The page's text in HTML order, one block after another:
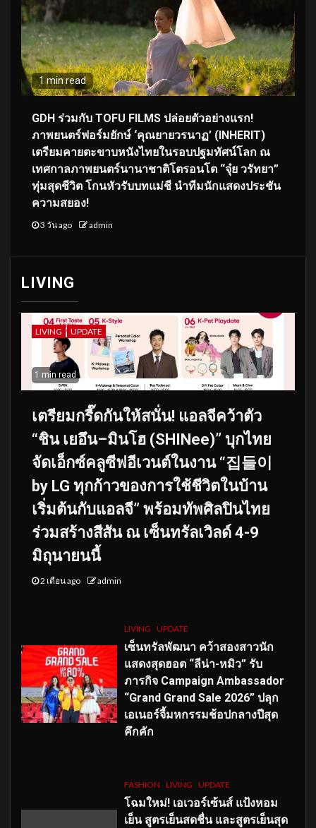
1 min read
GDH ร่วมกับ TOFU FILMS ปล่อยตัวอย่างแรก!
ภาพยนตร์ฟอร์มยักษ์ ‘คุณยายวรนาฏ’ (INHERIT)
เตรียมคายตะขาบหนังไทยในรอบปฐมทัศน์โลก ณ
เทศกาลภาพยนตร์นานาชาติโตรอนโต “จุ๋ย วรัทยา”
ทุ่มสุดชีวิต โกนหัวรับบทแม่ชี นำทีมนักแสดงประชัน
ความสยอง!
3 วัน ago admin
LIVING
LIVING UPDATE
1 min read
เตรียมกรี๊ดกันให้สนั่น! แอลจีคว้าตัว
“ชิน เยอึน–มินโฮ (SHINee)” บุกไทย
จัดเอ็กซ์คลูซีฟอีเวนต์ในงาน “집들이
by LG ทุกก้าวของการใช้ชีวิตในบ้าน
เริ่มต้นกับแอลจี” พร้อมทัพศิลปินไทย
ร่วมสร้างสีสัน ณ เซ็นทรัลเวิลด์ 4-9
มิถุนายนนี้
2 เดือน ago admin
LIVING UPDATE
เซ็นทรัลพัฒนา คว้าสองสาวนัก
แสดงสุดฮอต “ลีน่า-หมิว” รับ
ภารกิจ Campaign Ambassador
“Grand Grand Sale 2026” ปลุก
เอเนอร์จี้มหกรรมช้อปกลางปีสุด
คึกคัก
FASHION LIVING UPDATE
โฉมใหม่! เอเวอร์เซ้นส์ แป้งหอม
เย็น สูตรเย็นสดชื่น และสูตรเย็นสุด